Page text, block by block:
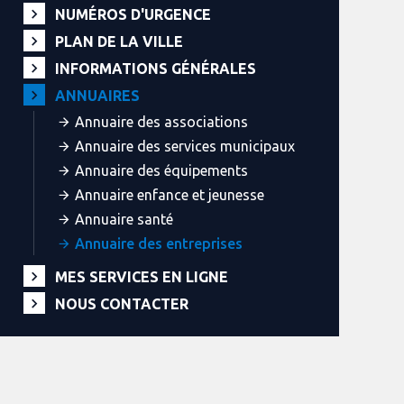
NUMÉROS D'URGENCE
PLAN DE LA VILLE
INFORMATIONS GÉNÉRALES
ANNUAIRES
Annuaire des associations
Annuaire des services municipaux
Annuaire des équipements
Annuaire enfance et jeunesse
Annuaire santé
Annuaire des entreprises
MES SERVICES EN LIGNE
NOUS CONTACTER